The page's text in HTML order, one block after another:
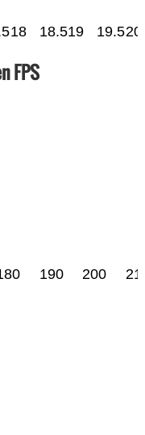
18 18.519 19.520
FPS
190 200